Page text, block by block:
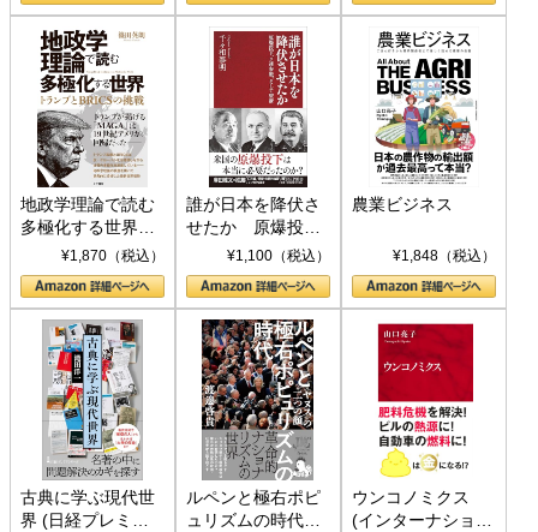
地政学理論で読む
多極化する世界：
トランプとBRICS
の挑戦
¥1,870（税込）
誰が日本を降伏さ
せたか 原爆投
下、ソ連参戦、そ
して聖断 (PHP新
書)
¥1,100（税込）
農業ビジネス
¥1,848（税込）
古典に学ぶ現代世
界 (日経プレミア
ルペンと極右ポピ
ュリズムの時代：
ウンコノミクス
(インターナショナ